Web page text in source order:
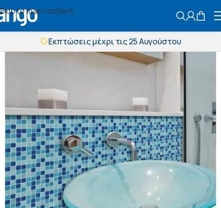
Skip to main content
Εκπτώσεις μέχρι τις 25 Αυγούστου
Δωρεάν μεταφορικά
BOXNOW αποστολή
Άμεση παράδοση
Εκπτώσεις μέχρι τις 25 Αυγούστου
BOXNOW αποστολή
Άμεση παράδοση